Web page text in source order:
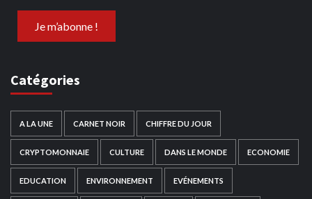
Catégories
A LA UNE CARNET NOIR CHIFFRE DU JOUR
CRYPTOMONNAIE CULTURE DANS LE MONDE ECONOMIE
EDUCATION ENVIRONNEMENT EVÉNEMENTS